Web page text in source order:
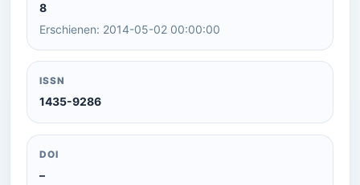
8
Erschienen: 2014-05-02 00:00:00
ISSN
1435-9286
DOI
–